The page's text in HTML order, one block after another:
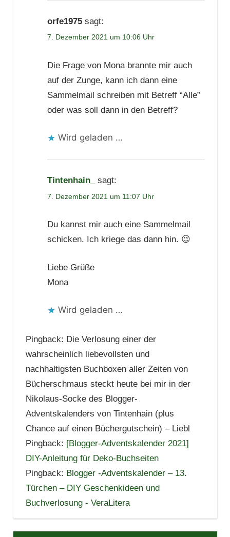
orfe1975 sagt:
7. Dezember 2021 um 10:06 Uhr
Die Frage von Mona brannte mir auch
auf der Zunge, kann ich dann eine
Sammelmail schreiben mit Betreff “Alle”
oder was soll dann in den Betreff?
Wird geladen …
Tintenhain_ sagt:
7. Dezember 2021 um 11:07 Uhr
Du kannst mir auch eine Sammelmail
schicken. Ich kriege das dann hin. 😉
Liebe Grüße
Mona
Wird geladen …
Pingback: Die Verlosung einer der
wahrscheinlich liebevollsten und
nachhaltigsten Buchboxen aller Zeiten von
Bücherschmaus steckt heute bei mir in der
Nikolaus-Socke des Blogger-
Adventskalenders von Tintenhain (plus
Chance auf einen Büchergutschein) – Liebl
Pingback: [Blogger-Adventskalender 2021]
DIY-Anleitung für Deko-Buchseiten
Pingback: Blogger -Adventskalender – 13.
Türchen – DIY Geschenkideen und
Buchverlosung - VeraLitera